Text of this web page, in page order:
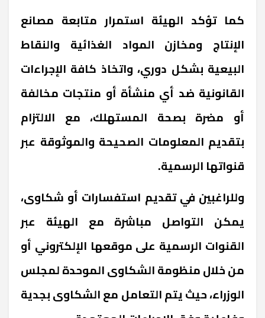
كما تؤكد الهيئة استمرار متابعة مصانع
الإنتاج ومخازن المواد الغذائية والنقاط
البيعية بشكل دوري، واتخاذ كافة الإجراءات
القانونية ضد أي منشأة أو منتجات مخالفة
أو مضرة بصحة المستهلك، مع الالتزام
بتقديم المعلومات الصحيحة والموثوقة عبر
قنواتها الرسمية.
وللراغبين في تقديم استفسارات أو شكاوى،
يمكن التواصل مباشرة مع الهيئة عبر
القنوات الرسمية على موقعها الإلكتروني أو
من خلال منظومة الشكاوى الموحدة لمجلس
الوزراء، حيث يتم التعامل مع الشكاوى بجدية